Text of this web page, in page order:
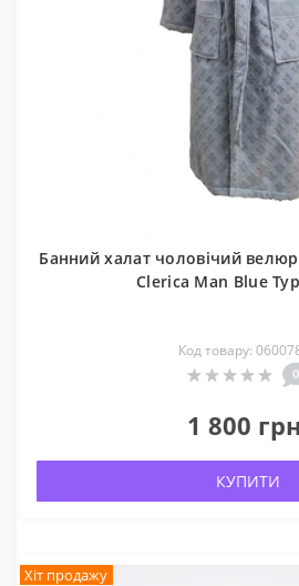
Банний халат чоловічий
Clerica Man Blue
Код товару:
0
1 800
КУПИТИ
Хіт продажу